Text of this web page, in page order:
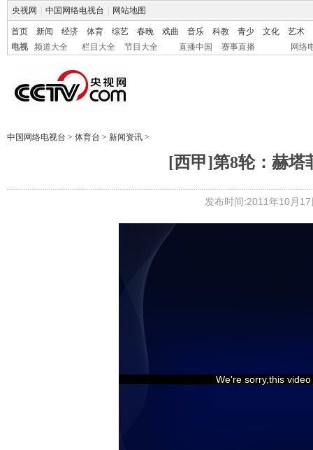
央视网 中国网络电视台 网站地图
首页 新闻 经济 体育 综艺 春晚 戏曲 音乐 科教 青少 文化
艺术
电视
频道大全 栏目大全 节目大全 直播中国 赛事直播 网络
中国网络电视台 > 体育台 > 新闻资讯 >
[西甲]第8轮：赫塔
发布时间:2011年10月
We're sorry,this